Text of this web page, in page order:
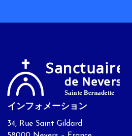
インフォメーション
34, Rue Saint Gildard